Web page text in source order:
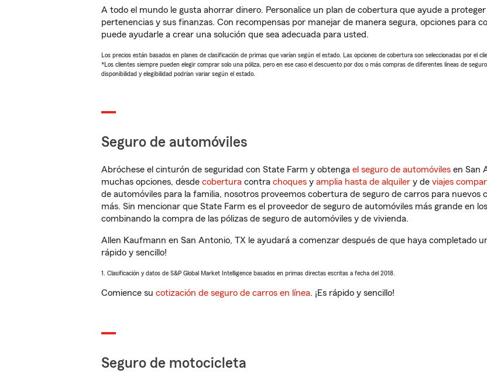
A todo el mundo le gusta ahorrar dinero. Personalice un plan de cobertura que ayude a
pertenencias y sus finanzas. Con recompensas por manejar de manera segura, opciones para
puede ayudarle a crear una solución que sea adecuada para usted.
Los precios están basados en planes de clasificación de primas que varían según el estado. Las opciones de cobertura son seleccionadas por el
*Los clientes siempre pueden elegir comprar solo una póliza, pero en ese caso el descuento por dos o más compras de diferentes líneas de
disponibilidad y elegibilidad podrían variar según el estado.
Seguro de automóviles
Abróchese el cinturón de seguridad con State Farm y obtenga el seguro de automóviles en San
muchas opciones, desde cobertura contra choques y amplia hasta de alquiler y de viajes
de automóviles para la familia, nosotros proveemos cobertura de seguro de carros para nuevos
más. Sin mencionar que State Farm es el proveedor de seguro de automóviles más grande en
combinando la compra de las pólizas de seguro de automóviles y de vivienda.
Allen Kaufmann en San Antonio, TX le ayudará a comenzar después de que haya completado
rápido y sencillo!
1. Clasificación y datos de S&P Global Market Intelligence basados en primas directas escritas a fecha del 2018.
Comience su cotización de seguro de carros en línea. ¡Es rápido y sencillo!
Seguro de motocicleta